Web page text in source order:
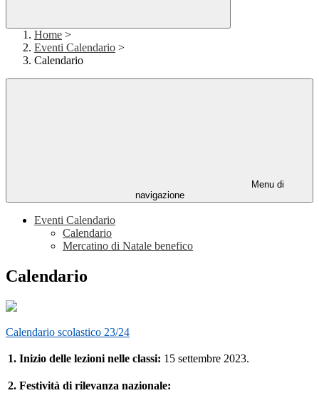
Home >
Eventi Calendario >
Calendario
Menu di
navigazione
Eventi Calendario
Calendario
Mercatino di Natale benefico
Calendario
Calendario scolastico 23/24
1. Inizio delle lezioni nelle classi: 15 settembre 2023.
2. Festività di rilevanza nazionale: